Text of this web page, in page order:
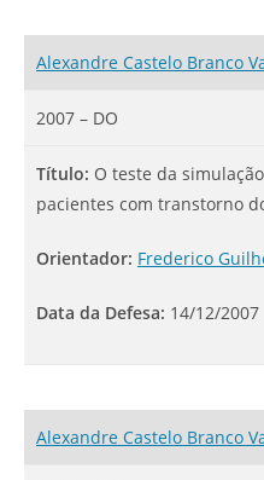
Alexandre Castelo Branco
2007 – DO
Título: O teste da
pacientes com transtorno
Orientador: Frederico
Data da Defesa: 14/12/2007
Alexandre Castelo Branco